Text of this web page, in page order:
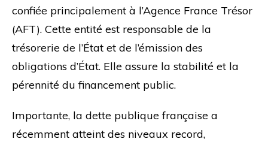
confiée principalement à l’Agence France Trésor
(AFT). Cette entité est responsable de la
trésorerie de l’État et de l’émission des
obligations d’État. Elle assure la stabilité et la
pérennité du financement public.
Importante, la dette publique française a
récemment atteint des niveaux record,